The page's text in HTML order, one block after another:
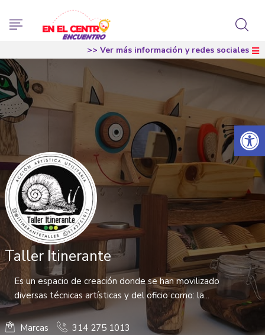
Abrir
>> Ver más información y redes sociales
Taller Itinerante
Es un espacio de creación donde se han movilizado
diversas técnicas artísticas y del oficio como: la...
Marcas
314 275 1013